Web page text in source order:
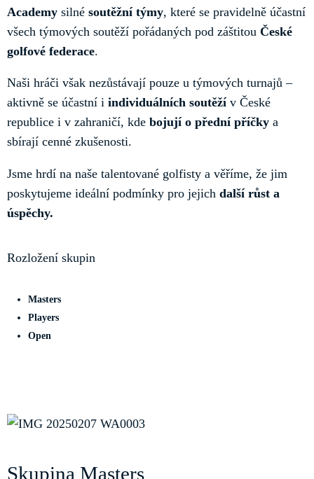
Academy silné soutěžní týmy, které se pravidelně účastní
všech týmových soutěží pořádaných pod záštitou České
golfové federace.
Naši hráči však nezůstávají pouze u týmových turnajů –
aktivně se účastní i individuálních soutěžív České
republice i v zahraničí, kde bojují o přední příčky a
sbírají cenné zkušenosti.
Jsme hrdí na naše talentované golfisty a věříme, že jim
poskytujeme ideální podmínky pro jejich další růst a
úspěchy.
Rozložení skupin
Masters
Players
Open
Skupina Masters